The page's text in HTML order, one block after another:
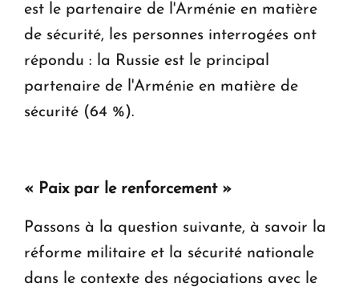
est le partenaire de l'Arménie en matière
de sécurité, les personnes interrogées ont
répondu : la Russie est le principal
partenaire de l'Arménie en matière de
sécurité (64 %).
« Paix par le renforcement »
Passons à la question suivante, à savoir la
réforme militaire et la sécurité nationale
dans le contexte des négociations avec le